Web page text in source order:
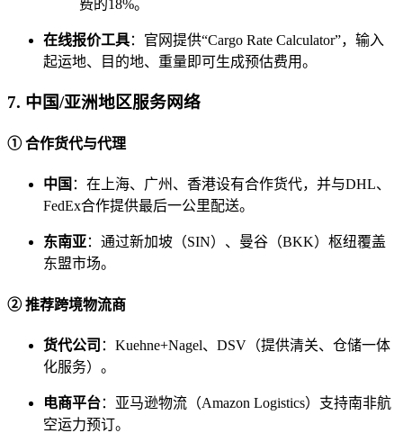
费的18%。
在线报价工具：官网提供“Cargo Rate Calculator”，输入
起运地、目的地、重量即可生成预估费用。
7. 中国/亚洲地区服务网络
① 合作货代与代理
中国 ：在上海、广州、香港设有合作货代，并与DHL、
FedEx合作提供最后一公里配送。
东南亚：通过新加坡（SIN）、曼谷（BKK）枢纽覆盖
东盟市场。
② 推荐跨境物流商
货代公司 ：Kuehne+Nagel、DSV（提供清关、仓储一体
化服务）。
电商平台：亚马逊物流（Amazon Logistics）支持南非航
空运力预订。